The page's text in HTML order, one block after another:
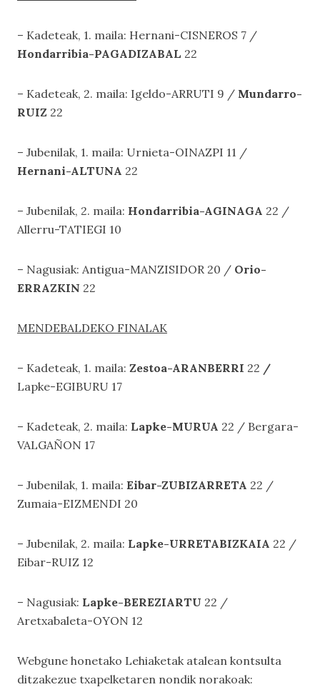
– Kadeteak, 1. maila: Hernani-CISNEROS 7 /
Hondarribia-PAGADIZABAL 22
– Kadeteak, 2. maila: Igeldo-ARRUTI 9 / Mundarro-
RUIZ 22
– Jubenilak, 1. maila: Urnieta-OINAZPI 11 /
Hernani-ALTUNA 22
– Jubenilak, 2. maila: Hondarribia-AGINAGA 22 /
Allerru-TATIEGI 10
– Nagusiak: Antigua-MANZISIDOR 20 / Orio-
ERRAZKIN 22
MENDEBALDEKO FINALAK
– Kadeteak, 1. maila: Zestoa-ARANBERRI 22 /
Lapke-EGIBURU 17
– Kadeteak, 2. maila: Lapke-MURUA 22 / Bergara-
VALGAÑON 17
– Jubenilak, 1. maila: Eibar-ZUBIZARRETA 22 /
Zumaia-EIZMENDI 20
– Jubenilak, 2. maila: Lapke-URRETABIZKAIA 22 /
Eibar-RUIZ 12
– Nagusiak: Lapke-BEREZIARTU 22 /
Aretxabaleta-OYON 12
Webgune honetako Lehiaketak atalean kontsulta
ditzakezue txapelketaren nondik norakoak: